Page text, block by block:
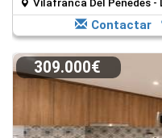
Contactar
309.000€